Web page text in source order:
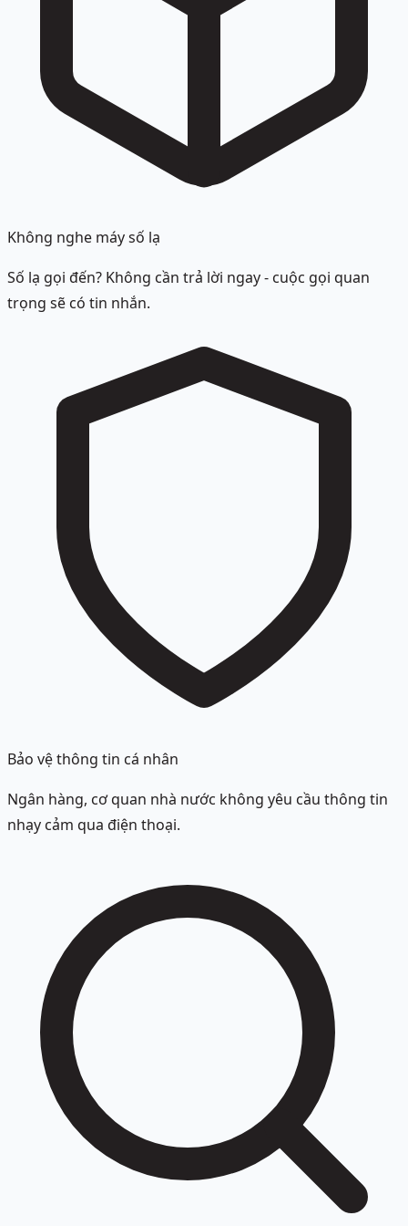
Không nghe máy số lạ
Số lạ gọi đến? Không cần trả lời ngay - cuộc gọi quan
trọng sẽ có tin nhắn.
Bảo vệ thông tin cá nhân
Ngân hàng, cơ quan nhà nước không yêu cầu thông tin
nhạy cảm qua điện thoại.